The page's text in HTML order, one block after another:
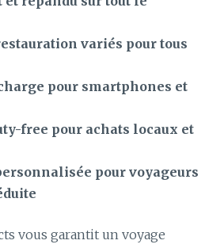
variés pour tous
pour smartphones et
free pour achats locaux et
pour voyageurs
vous garantit un voyage